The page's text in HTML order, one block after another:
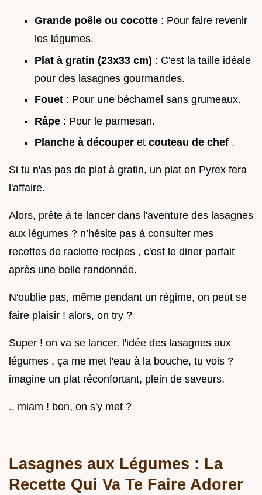
Grande poêle ou cocotte : Pour faire revenir
les légumes.
Plat à gratin (23x33 cm) : C'est la taille idéale
pour des lasagnes gourmandes.
Fouet : Pour une béchamel sans grumeaux.
Râpe : Pour le parmesan.
Planche à découper et couteau de chef .
Si tu n'as pas de plat à gratin, un plat en Pyrex fera
l'affaire.
Alors, prête à te lancer dans l'aventure des lasagnes
aux légumes ? n’hésite pas à consulter mes
recettes de raclette recipes , c'est le diner parfait
après une belle randonnée.
N'oublie pas, même pendant un régime, on peut se
faire plaisir ! alors, on try ?
Super ! on va se lancer. l'idée des lasagnes aux
légumes , ça me met l'eau à la bouche, tu vois ?
imagine un plat réconfortant, plein de saveurs.
.. miam ! bon, on s'y met ?
Lasagnes aux Légumes : La
Recette Qui Va Te Faire Adorer